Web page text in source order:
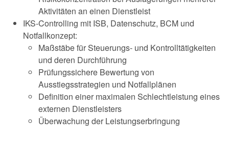
Aktivitäten an einen Dienstleist
IKS-Controlling mit ISB, Datenschutz, BCM und
Notfallkonzept:
Maßstäbe für Steuerungs- und Kontrolltätigkeiten
und deren Durchführung
Prüfungssichere Bewertung von
Ausstiegsstrategien und Notfallplänen
Definition einer maximalen Schlechtleistung eines
externen Dienstleisters
Überwachung der Leistungserbringung